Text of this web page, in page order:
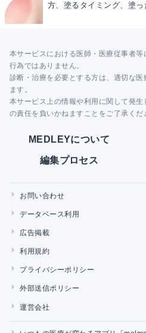
方、塗るタイミング、塗
本サービスにおける医師・医療従事者
行為ではありません。
診断・治療を必要とする方は、適切な
ます。
本サービス上の情報や利用に関して発
の責任を負いかねますことをご了承くだ
MEDLEYについて
編集プロセス
お問い合わせ
データベース利用
広告掲載
利用規約
プライバシーポリシー
外部送信ポリシー
運営会社